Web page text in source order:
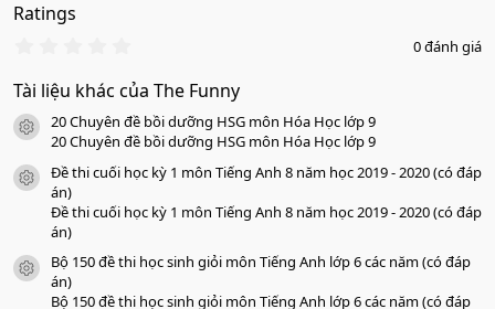
Ratings
0
0
s
a
o
0 đánh giá
Tài liệu khác của The Funny
icon tài liệu
20 Chuyên đề bồi dưỡng HSG môn Hóa Học lớp 9
20 Chuyên đề bồi dưỡng HSG môn Hóa Học lớp 9
icon tài liệu
Đề thi cuối học kỳ 1 môn Tiếng Anh 8 năm học 2019 - 2020 (có đáp
án)
Đề thi cuối học kỳ 1 môn Tiếng Anh 8 năm học 2019 - 2020 (có đáp
án)
icon tài liệu
Bộ 150 đề thi học sinh giỏi môn Tiếng Anh lớp 6 các năm (có đáp
án)
Bộ 150 đề thi học sinh giỏi môn Tiếng Anh lớp 6 các năm (có đáp